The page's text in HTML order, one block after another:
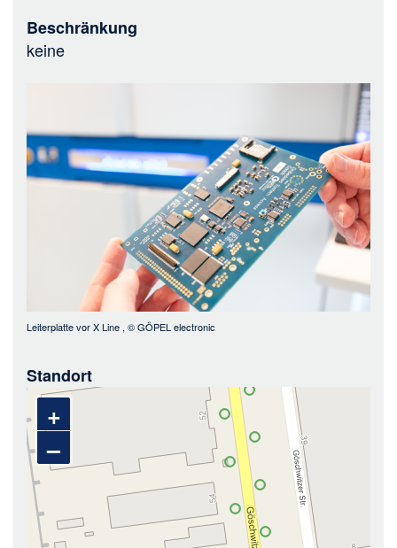
Beschränkung
keine
Leiterplatte vor X Line , ©GÖPEL electronic
Standort
+
–